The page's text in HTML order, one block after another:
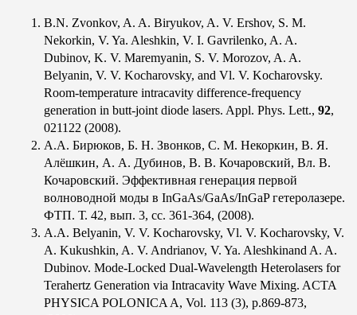
B.N. Zvonkov, A. A. Biryukov, A. V. Ershov, S. M.
Nekorkin, V. Ya. Aleshkin, V. I. Gavrilenko, A. A.
Dubinov, K. V. Maremyanin, S. V. Morozov, A. A.
Belyanin, V. V. Kocharovsky, and Vl. V. Kocharovsky.
Room-temperature intracavity difference-frequency
generation in butt-joint diode lasers. Appl. Phys. Lett., 92,
021122 (2008).
А.А. Бирюков, Б. Н. Звонков, С. М. Некоркин, В. Я.
Алёшкин, А. А. Дубинов, В. В. Кочаровский, Вл. В.
Кочаровский. Эффективная генерация первой
волноводной моды в InGaAs/GaAs/InGaP гетеролазере.
ФТП. Т. 42, вып. 3, сс. 361-364, (2008).
A.A. Belyanin, V. V. Kocharovsky, Vl. V. Kocharovsky, V.
A. Kukushkin, A. V. Andrianov, V. Ya. Aleshkinand A. A.
Dubinov. Mode-Locked Dual-Wavelength Heterolasers for
Terahertz Generation via Intracavity Wave Mixing. ACTA
PHYSICA POLONICA A, Vol. 113 (3), p.869-873,